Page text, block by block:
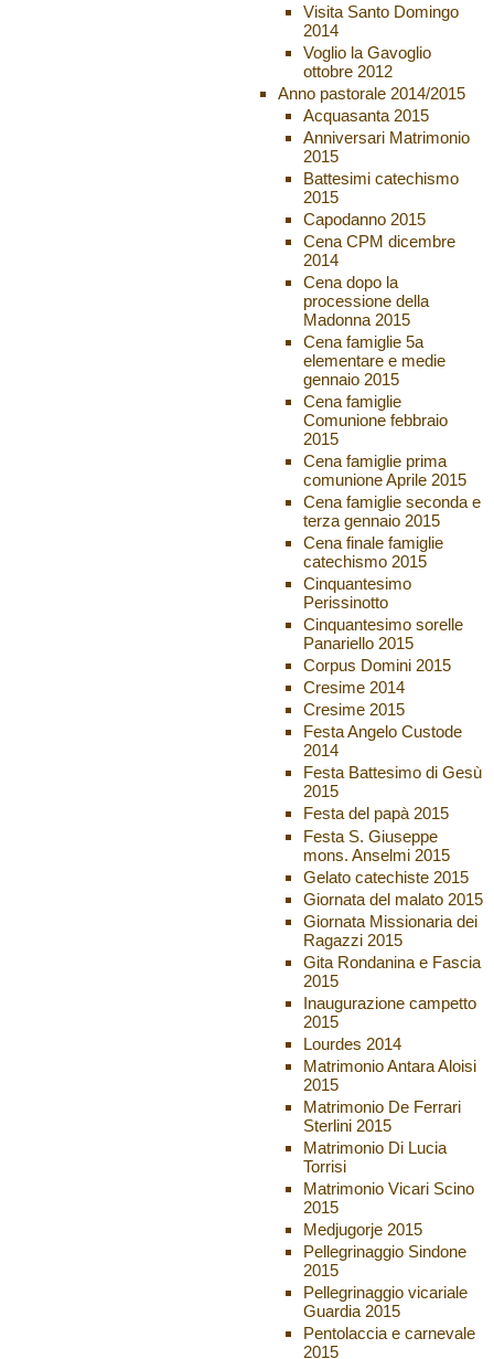
Visita Santo Domingo
2014
Voglio la Gavoglio
ottobre 2012
Anno pastorale 2014/2015
Acquasanta 2015
Anniversari Matrimonio
2015
Battesimi catechismo
2015
Capodanno 2015
Cena CPM dicembre
2014
Cena dopo la
processione della
Madonna 2015
Cena famiglie 5a
elementare e medie
gennaio 2015
Cena famiglie
Comunione febbraio
2015
Cena famiglie prima
comunione Aprile 2015
Cena famiglie seconda e
terza gennaio 2015
Cena finale famiglie
catechismo 2015
Cinquantesimo
Perissinotto
Cinquantesimo sorelle
Panariello 2015
Corpus Domini 2015
Cresime 2014
Cresime 2015
Festa Angelo Custode
2014
Festa Battesimo di Gesù
2015
Festa del papà 2015
Festa S. Giuseppe
mons. Anselmi 2015
Gelato catechiste 2015
Giornata del malato 2015
Giornata Missionaria dei
Ragazzi 2015
Gita Rondanina e Fascia
2015
Inaugurazione campetto
2015
Lourdes 2014
Matrimonio Antara Aloisi
2015
Matrimonio De Ferrari
Sterlini 2015
Matrimonio Di Lucia
Torrisi
Matrimonio Vicari Scino
2015
Medjugorje 2015
Pellegrinaggio Sindone
2015
Pellegrinaggio vicariale
Guardia 2015
Pentolaccia e carnevale
2015